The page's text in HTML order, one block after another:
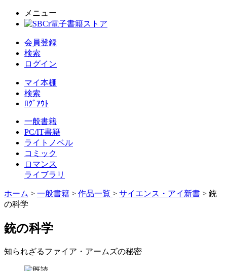
メニュー
会員登録
検索
ログイン
マイ本棚
検索
ﾛｸﾞｱｳﾄ
一般書籍
PC/IT書籍
ライトノベル
コミック
ロマンス
ライブラリ
ホーム > 一般書籍 > 作品一覧 > サイエンス・アイ新書 > 銃
の科学
銃の科学
知られざるファイア・アームズの秘密